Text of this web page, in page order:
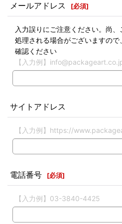
メールアドレス [必須]
入力誤りにご注意ください。尚
処理される場合がございますの
確認ください
【入力例】
サイトアドレス
【入力例】https://
電話番号 [必須]
【入力例】03-3840-4425